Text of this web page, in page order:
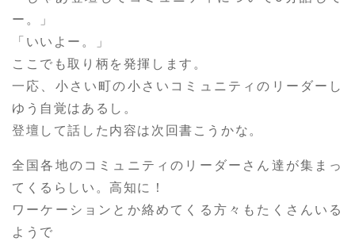
ー。」
「いいよー。」
ここでも取り柄を発揮します。
一応、小さい町の小さいコミュニティのリーダーし
ゆう自覚はあるし。
登壇して話した内容は次回書こうかな。
全国各地のコミュニティのリーダーさん達が集まっ
てくるらしい。高知に！
ワーケーションとか絡めてくる方々もたくさんいる
ようで